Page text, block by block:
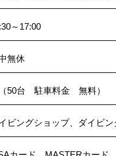
～17:00
無休
50台 駐車料金 無料）
ビングショップ、ダイビ